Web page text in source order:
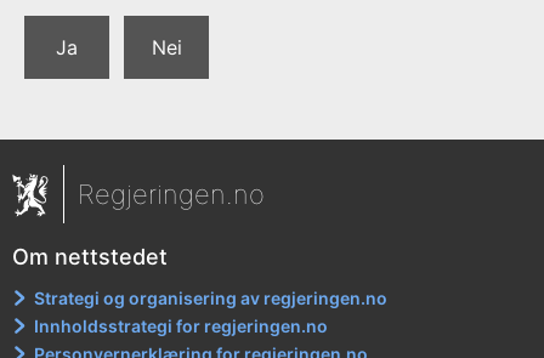
Ja Nei
Regjeringen.no
Om nettstedet
Strategi og organisering av regjeringen.no
Innholdsstrategi for regjeringen.no